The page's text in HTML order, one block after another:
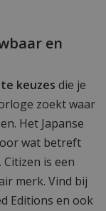
en
keuzes die je
zoekt waar
Het Japanse
wat betreft
. Citizen is een
merk. Vind bij
Editions en ook